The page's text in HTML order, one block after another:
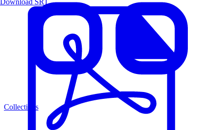
Collections
Download SRT